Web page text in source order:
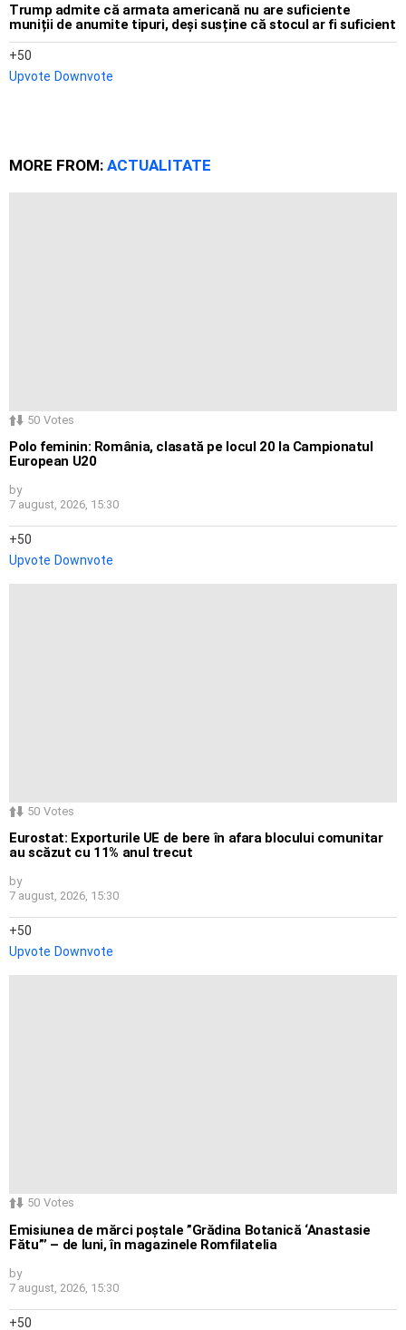
Trump admite că armata americană nu are suficiente
muniții de anumite tipuri, deși susține că stocul ar fi suficient
50
Upvote Downvote
MORE FROM: ACTUALITATE
50 Votes
Polo feminin: România, clasată pe locul 20 la Campionatul
European U20
by
7 august, 2026, 15:30
50
Upvote Downvote
50 Votes
Eurostat: Exporturile UE de bere în afara blocului comunitar
au scăzut cu 11% anul trecut
by
7 august, 2026, 15:30
50
Upvote Downvote
50 Votes
Emisiunea de mărci poștale ”Grădina Botanică ‘Anastasie
Fătu”’ – de luni, în magazinele Romfilatelia
by
7 august, 2026, 15:30
50